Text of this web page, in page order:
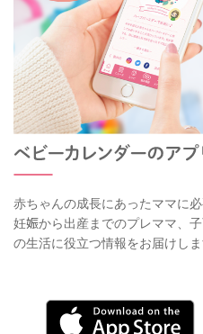
赤ちゃんの成長にあったママに
妊娠から出産までのプレママ、
の生活に役立つ情報をお届けしま